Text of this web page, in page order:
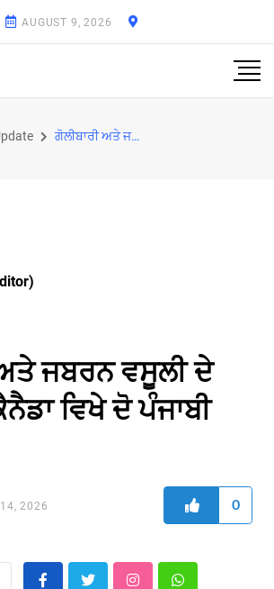
AUGUST 9, 2026
ਗੋਲੀਬਾਰੀ ਅਤੇ ਜਬਰਨ ਵਸੂਲੀ ਦੇ ਮਾਮਲੇ ’ਚ ਕੈਨੈਡਾ ਵਿਖੇ ਦੋ ਪੰਜਾਬੀ ਗ੍ਰਿਫ਼ਤਾਰ
ਜਬਰਨ ਵਸੂਲੀ ਦੇ
ਵਿਖੇ ਦੋ ਪੰਜਾਬੀ
14, 2026 0